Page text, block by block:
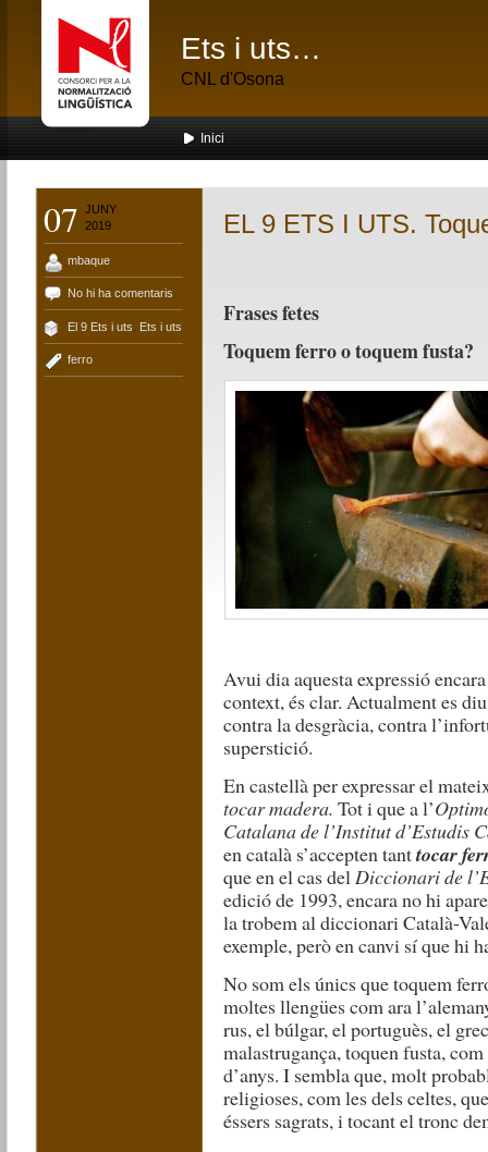
Ets i uts…
CNL d'Osona
Inici
07
JUNY
2019
mbaque
No hi ha comentaris
El 9 Ets i uts Ets i uts
ferro
EL 9 ETS I UTS.
Frases fetes
Toquem ferro o toquem fusta?
Avui dia aquesta expressió
context, és clar. Actualment es
contra la desgràcia, contra
superstició.
En castellà per expressar el
tocar madera.Tot i que a l’
Catalana de l’Institut d’Estudis
en català s’accepten tanttocar
que en el cas delDiccionari de
edició de 1993, encara no hi
la trobem al diccionari Català-
exemple, però en canvi sí que hi
No som els únics que toquem
moltes llengües com ara
rus, el búlgar, el portuguès, el
malastrugança, toquen fusta,
d’anys. I sembla que, molt
religioses, com les dels celtes,
éssers sagrats, i tocant el tronc